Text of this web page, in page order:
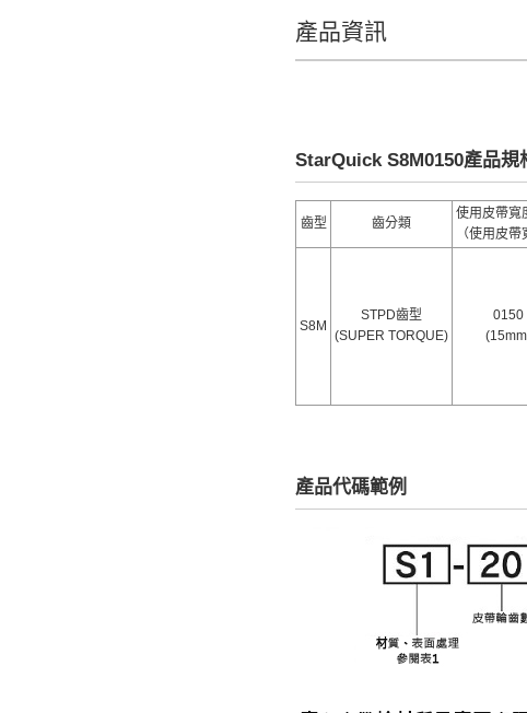
產品資訊
StarQuick S8M0150產品規
齒型 齒分類
使用皮帶寬
（使用皮帶
S8M
STPD齒型
(SUPER TORQUE)
0150
產品代碼範例